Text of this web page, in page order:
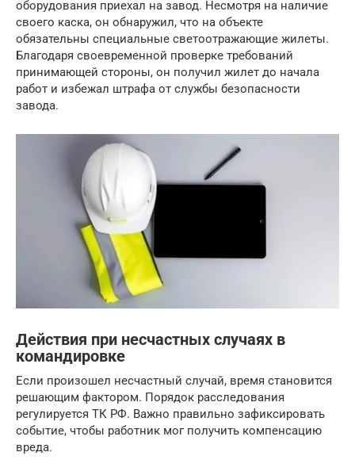
оборудования приехал на завод. Несмотря на наличие
своего каска, он обнаружил, что на объекте
обязательны специальные светоотражающие жилеты.
Благодаря своевременной проверке требований
принимающей стороны, он получил жилет до начала
работ и избежал штрафа от службы безопасности
завода.
Действия при несчастных случаях в
командировке
Если произошел несчастный случай, время становится
решающим фактором. Порядок расследования
регулируется ТК РФ. Важно правильно зафиксировать
событие, чтобы работник мог получить компенсацию
вреда.